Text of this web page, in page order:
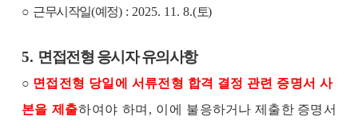
○ 근무시작일(예정) : 2025. 11. 8.(토)
5. 면접전형 응시자 유의사항
○ 면접전형 당일에 서류전형 합격 결정 관련 증명서 사
본을 제출하여야 하며 , 이에 불응하거나 제출한 증명서